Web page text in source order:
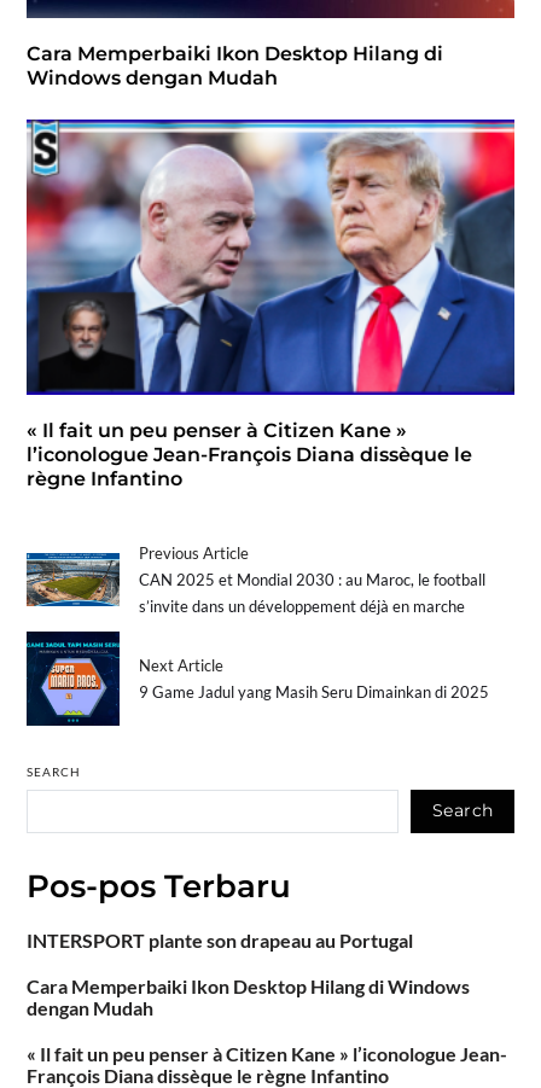
Cara Memperbaiki Ikon Desktop Hilang di
Windows dengan Mudah
« Il fait un peu penser à Citizen Kane »
l’iconologue Jean-François Diana dissèque le
règne Infantino
Previous Article
CAN 2025 et Mondial 2030 : au Maroc, le football
s’invite dans un développement déjà en marche
Next Article
9 Game Jadul yang Masih Seru Dimainkan di 2025
SEARCH
Search
Pos-pos Terbaru
INTERSPORT plante son drapeau au Portugal
Cara Memperbaiki Ikon Desktop Hilang di Windows
dengan Mudah
« Il fait un peu penser à Citizen Kane » l’iconologue Jean-
François Diana dissèque le règne Infantino